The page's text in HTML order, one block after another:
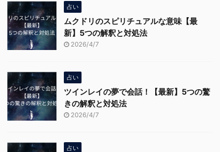
占い
ムクドリのスピリチュアルな意味【最
新】5つの解釈と対処法
2026/4/7
占い
ツインレイの夢で会話！【最新】5つの驚
きの解釈と対処法
2026/4/7
占い